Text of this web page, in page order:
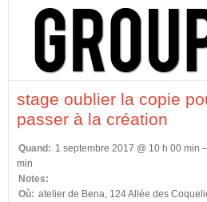
stage oublier la copie
passer à la création
Quand: 1 septembre 2017 @ 10 h 00 min
min
Notes:
Où: atelier de Bena, 124 Allée des